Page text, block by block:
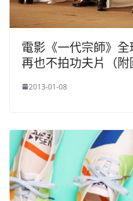
電影《一代宗師》
再也不拍功夫片（附
2013-01-08